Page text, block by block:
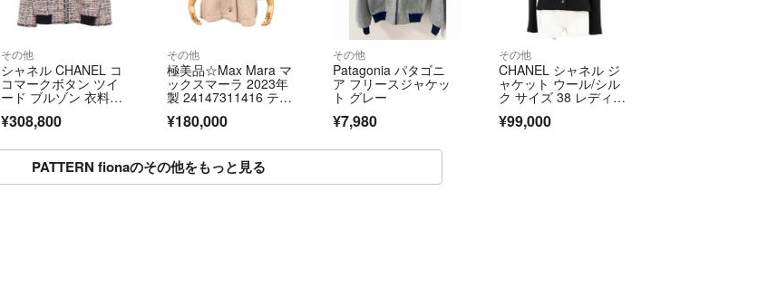
その他
シャネル CHANEL コ
コマークボタン ツイ
ード ブルゾン 衣料
ン レディース マルチ
¥308,800
その他
極美品☆Max Mara マ
ックスマーラ 2023年
製 24147311416 テデ
ク混 ケープ ポンチ
L 伊製 正規品
¥180,000
その他
Patagonia パタゴニ
ア フリースジャケッ
ト グレー
¥7,980
その他
CHANEL シャネル ジ
ャケット ウール/シル
ク サイズ 38 レディー
マーク ロゴ ボタン ア
¥99,000
PATTERN fionaのその他をもっと見る